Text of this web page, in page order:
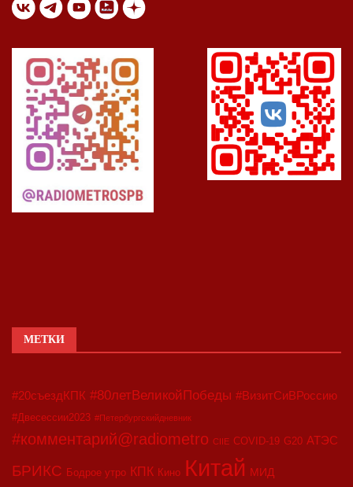
МЕТКИ
#20съездКПК #80летВеликойПобеды #ВизитСиВРоссию
#Двесессии2023 #Петербургскийдневник
#комментарий@radiometro CIIE COVID-19 G20 АТЭС
БРИКС Бодрое утро КПК Кино Китай МИД